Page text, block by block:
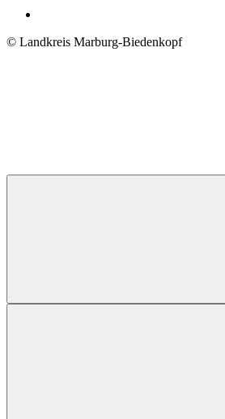
© Landkreis Marburg-Biedenkopf